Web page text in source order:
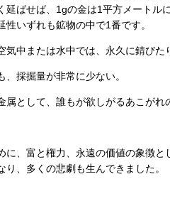
延ばせば、1gの金は1平方メートル
性いずれも鉱物の中で1番です。
気中または水中では、永久に錆びた
採掘量が非常に少ない。
属として、誰もが欲しがるあこがれ
に、富と権力、永遠の価値の象徴と
り、多くの悲劇も生んできました。